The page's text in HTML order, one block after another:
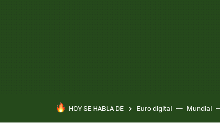
HOY SE HABLA DE Euro digital Mundial